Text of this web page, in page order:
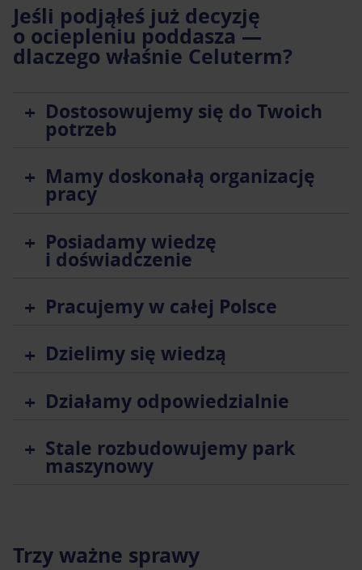
Jeśli podjąłeś już decyzję
o ociepleniu poddasza —
dlaczego właśnie Celuterm?
Dostosowujemy się do Twoich
potrzeb
Mamy doskonałą organizację
pracy
Posiadamy wiedzę
i doświadczenie
Pracujemy w całej Polsce
Dzielimy się wiedzą
Działamy odpowiedzialnie
Stale rozbudowujemy park
maszynowy
Trzy ważne sprawy